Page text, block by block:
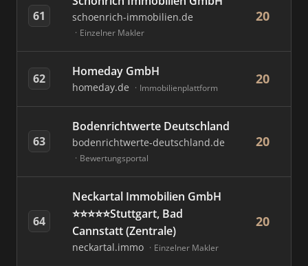
61 schoenrich-immobilien.de
Einzelner Makler
20
62 Homeday GmbH
homeday.de Immobilienplattform
20
63
Bodenrichtwerte Deutschland
bodenrichtwerte-deutschland.de
Bewertungsportal
20
64
Neckartal Immobilien GmbH
⭐⭐⭐⭐⭐Stuttgart, Bad
Cannstatt (Zentrale)
neckartal.immo Einzelner Makler
20